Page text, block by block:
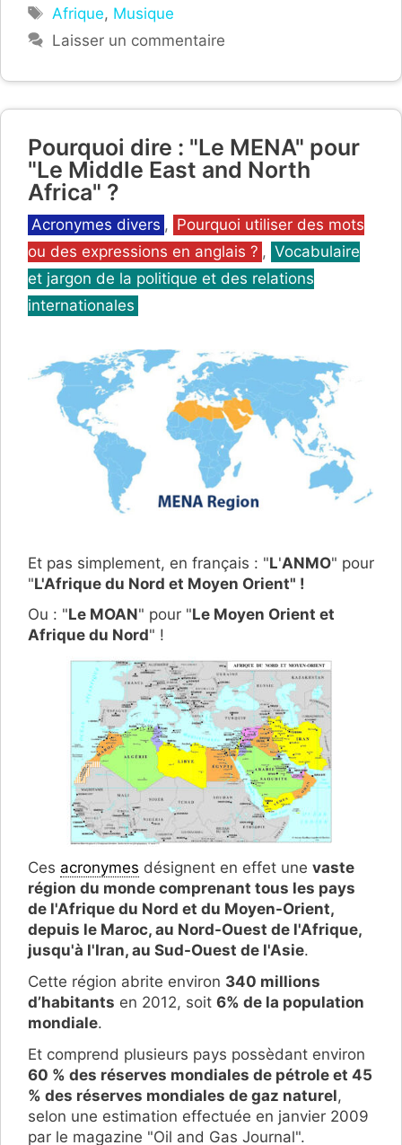
Étiquettes
Afrique, Musique
Laisser un commentaire
Pourquoi dire : "Le MENA" pour
"Le Middle East and North
Africa" ?
Catégories
Acronymes divers , Pourquoi utiliser des mots
ou des expressions en anglais ? , Vocabulaire
et jargon de la politique et des relations
internationales
Et pas simplement, en français : "L'ANMO" pour
"L'Afrique du Nord et Moyen Orient" !
Ou : "Le MOAN" pour "Le Moyen Orient et
Afrique du Nord" !
Ces acronymes désignent en effet une vaste
région du monde comprenant tous les pays
de l'Afrique du Nord et du Moyen-Orient,
depuis le Maroc, au Nord-Ouest de l'Afrique,
jusqu'à l'Iran, au Sud-Ouest de l'Asie.
Cette région abrite environ 340 millions
d’habitants en 2012, soit 6% de la population
mondiale.
Et comprend plusieurs pays possèdant environ
60 % des réserves mondiales de pétrole et 45
% des réserves mondiales de gaz naturel,
selon une estimation effectuée en janvier 2009
par le magazine "Oil and Gas Journal".